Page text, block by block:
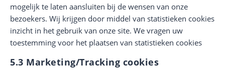
mogelijk te laten aansluiten bij de wensen van onze
bezoekers. Wij krijgen door middel van statistieken cookies
inzicht in het gebruik van onze site. We vragen uw
toestemming voor het plaatsen van statistieken cookies
5.3 Marketing/Tracking cookies